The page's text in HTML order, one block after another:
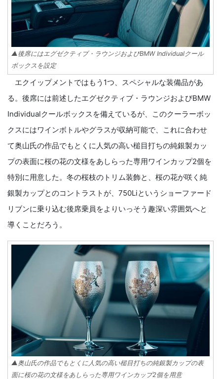
▲後席にはエグゼクティブ・ラウンジおよびBMW Individualクール
ボックスを設定
エクイップメントではもう1つ、スペシャルな装備品があ
る。後席には前述したエグゼクティブ・ラウンジおよびBMW
Individualクールボックスを備えているが、このクーラーボッ
クスにはワインボトルやグラスが収納可能で、これに合わせ
て奥山氏の作品でもとくに人気の高い槌目打ちの純銀製カッ
プの表面に桜の花の文様をあしらった専用ワインカップ2個を
特別に用意した。冬の桜枝のトリム装飾と、桜の花が咲く純
銀製カップとのコントラストが、750Liというショーファード
リブンに乗り込む後席乗員をよりいっそう趣深い雰囲気へと
導くことだろう。
▲奥山氏の作品でもとくに人気の高い槌目打ちの純銀製カップの表
面に桜の花の文様をあしらった専用ワインカップ2個を用意